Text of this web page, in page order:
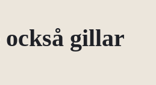
:
gillar